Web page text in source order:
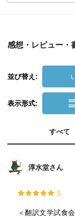
感想・レビュー・
並び替え:
表示形式:
すべて
淳水堂さん
5
＜翻訳文学試食